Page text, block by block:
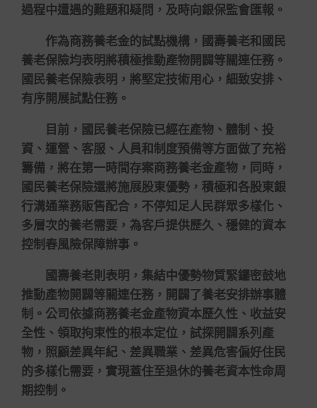
過程中遭遇的難題和疑問，及時向銀保監會匯報。
作為商務養老金的試點機構，國壽養老和國民
養老保險均表明將積極推動產物開闢等關連任務。
國民養老保險表明，將堅定技術用心，細致安排、
有序開展試點任務。
目前，國民養老保險已經在產物、體制、投
資、運營、客服、人員和制度預備等方面做了充裕
籌備，將在第一時間存案商務養老金產物，同時，
國民養老保險還將施展股東優勢，積極和各股東銀
行溝通業務販售配合，不停知足人民群眾多樣化、
多層次的養老需要，為客戶提供歷久、穩健的資本
控制春風險保障辦事。
國壽養老則表明，集結中優勢物質緊鑼密鼓地
推動產物開闢等關連任務，開闢了養老安排辦事體
制。公司依據商務養老金產物資本歷久性、收益安
全性、領取拘束性的根本定位，試探開闢系列產
物，照顧差異年紀、差異職業、差異危害偏好住民
的多樣化需要，實現蓋住至退休的養老資本性命周
期控制。